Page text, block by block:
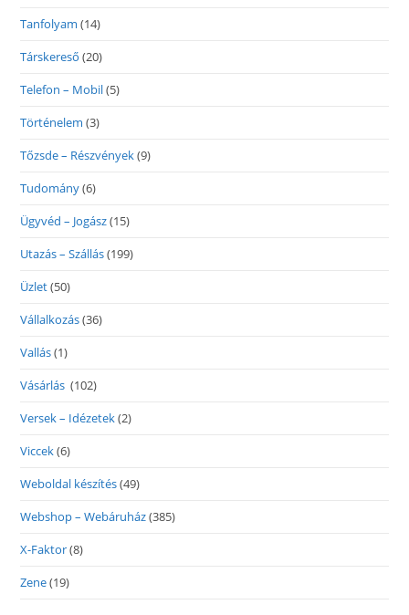
Tanfolyam (14)
Társkereső (20)
Telefon – Mobil(5)
Történelem (3)
Tőzsde – Részvények(9)
Tudomány(6)
Ügyvéd – Jogász(15)
Utazás – Szállás(199)
Üzlet(50)
Vállalkozás(36)
Vallás(1)
Vásárlás (102)
Versek – Idézetek(2)
Viccek(6)
Weboldal készítés(49)
Webshop – Webáruház(385)
X-Faktor(8)
Zene(19)